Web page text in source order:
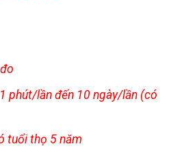
phút/lần đến 10 ngày/lần (có
tuổi thọ 5 năm